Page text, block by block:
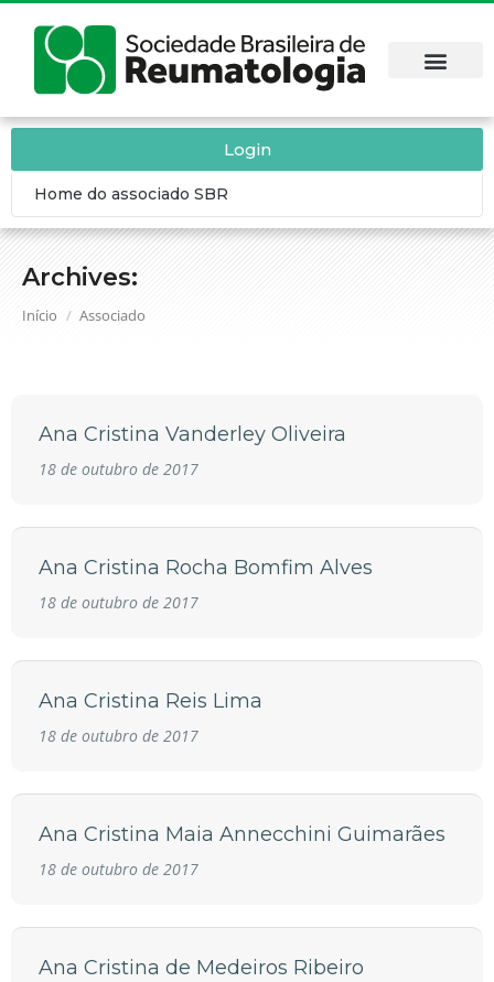
Archives:
Você está aqui:
Início Associado
Login
Home do associado SBR
Ana Cristina Vanderley Oliveira
18 de outubro de 2017
Ana Cristina Rocha Bomfim Alves
18 de outubro de 2017
Ana Cristina Reis Lima
18 de outubro de 2017
Ana Cristina Maia Annecchini Guimarães
18 de outubro de 2017
Ana Cristina de Medeiros Ribeiro